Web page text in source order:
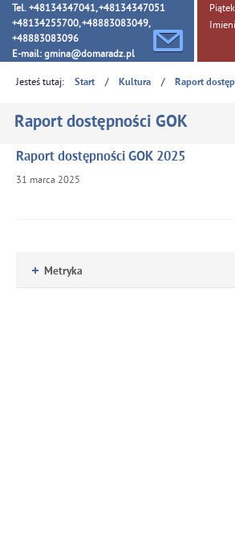
Tel. +48134347041, +48134347051
+48134255700, +48883083049,
+48883083096
E-mail: gmina@domaradz.pl
Piątek,
Jesteś tutaj: Start / Kultura / Raport
Raport dostępności GOK
Raport dostępności GOK 2025
31 marca 2025
Metryka